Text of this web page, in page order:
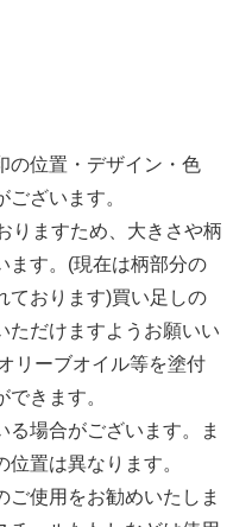
の位置・デザイン・色
ざいます。
りますため、大きさや柄
ます。(現在は柄部分の
ております)買い足しの
ただけますようお願いい
リーブオイル等を塗付
きます。
る場合がございます。ま
置は異なります。
ご使用をお勧めいたしま